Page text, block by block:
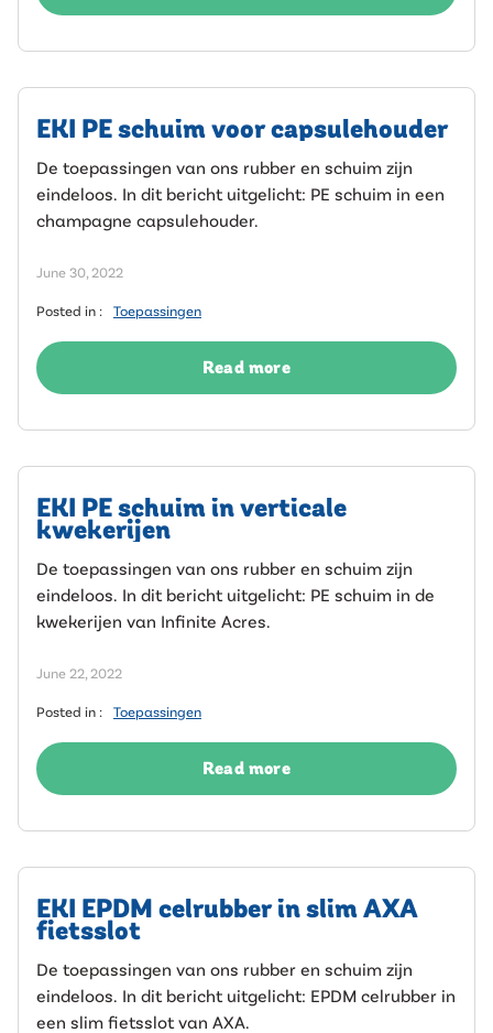
EKI PE schuim voor capsulehouder
De toepassingen van ons rubber en schuim zijn
eindeloos. In dit bericht uitgelicht: PE schuim in een
champagne capsulehouder.
June 30, 2022
Posted in : Toepassingen
Read more
EKI PE schuim in verticale
kwekerijen
De toepassingen van ons rubber en schuim zijn
eindeloos. In dit bericht uitgelicht: PE schuim in de
kwekerijen van Infinite Acres.
June 22, 2022
Posted in : Toepassingen
Read more
EKI EPDM celrubber in slim AXA
fietsslot
De toepassingen van ons rubber en schuim zijn
eindeloos. In dit bericht uitgelicht: EPDM celrubber in
een slim fietsslot van AXA.